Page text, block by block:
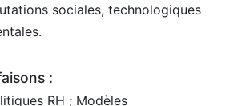
sociales, technologiques
:
RH ; Modèles